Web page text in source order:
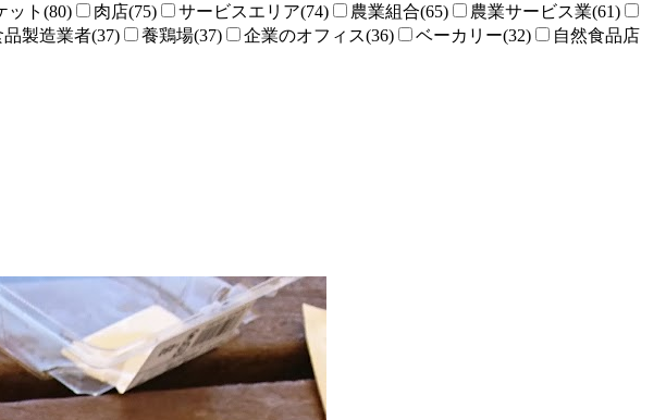
ット(80) 肉店(75) サービスエリア(74) 農業組合(65)
農業サービス業(61)
品製造業者(37) 養鶏場(37) 企業のオフィス(36) ベーカリー(32)
自然食品店